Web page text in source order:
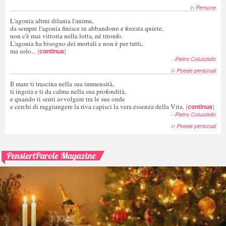
in Persone
L'agonia altrui dilania l'anima,
da sempre l'agonia finisce in abbandono e forzata quiete,
non c'è mai vittoria nella lotta, né trionfo.
L'agonia ha bisogno dei mortali e non è per tutti,
ma solo... (continua)
--Pietro Colucciello
in Poesie personali
Il mare ti trascina nella sua immensità,
ti ingoia e ti da calma nella sua profondità,
e quando ti senti avvolgere tra le sue onde
e cerchi di raggiungere la riva capisci la vera essenza della Vita. (continua)
--Pietro Colucciello
in Poesie personali
PensieriParole Magazine